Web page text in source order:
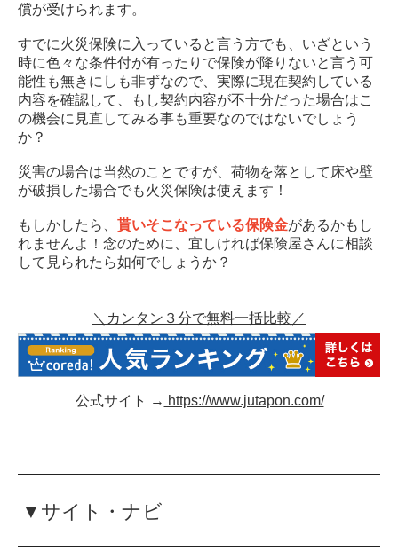
償が受けられます。
すでに火災保険に入っていると言う方でも、いざという
時に色々な条件付が有ったりで保険が降りないと言う可
能性も無きにしも非ずなので、実際に現在契約している
内容を確認して、もし契約内容が不十分だった場合はこ
の機会に見直してみる事も重要なのではないでしょう
か？
災害の場合は当然のことですが、荷物を落として床や壁
が破損した場合でも火災保険は使えます！
もしかしたら、 貰いそこなっている保険金があるかもし
れませんよ！念のために、宜しければ保険屋さんに相談
して見られたら如何でしょうか？
＼カンタン３分で無料一括比較／
公式サイト → https://www.jutapon.com/
▼サイト・ナビ